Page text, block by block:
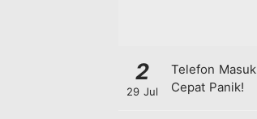
2
29 Jul
Telefon
Cepat Panik!